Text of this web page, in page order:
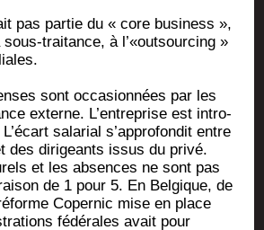
pas par­tie du « core busi­ness »,
trai­tance, à l’«outsourcing »
sont occa­sion­nées par les
externe. L’entreprise est intro­
sala­rial s’approfondit entre
des diri­geants issus du pri­vé.
et les absences ne sont pas
de 1 pour 5. En Bel­gique, de
Coper­nic mise en place
fédé­rales avait pour